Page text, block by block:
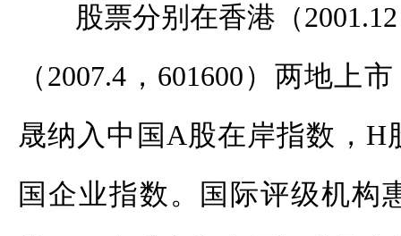
股票分别在香港（
（2007.4，601600）两地上
晟纳入中国A股在岸指数，H
国企业指数。国际评级机构